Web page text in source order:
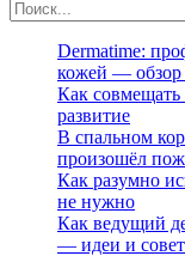
Dermatime:
кожей — обзор
Как совмещать
развитие
В спальном
произошёл
Как разумно
не нужно
Как ведущий
— идеи и